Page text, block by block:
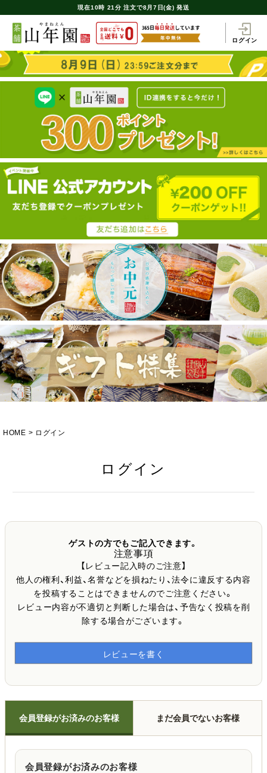
現在10時 21分 注文で8月7日(金) 発送
ログイン
HOME ログイン
ログイン
ゲストの方でもご記入できます。
注意事項
【レビュー記入時のご注意】
他人の権利、利益、名誉などを損ねたり、法令に違反する内容
を投稿することはできませんのでご注意ください。
レビュー内容が不適切と判断した場合は、予告なく投稿を削
除する場合がございます。
レビューを書く
会員登録がお済みのお客様 まだ会員でないお客様
会員登録がお済みのお客様